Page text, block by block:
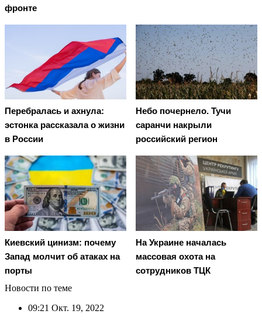
фронте
Перебралась и ахнула:
эстонка рассказала о жизни
в России
Небо почернело. Тучи
саранчи накрыли
российский регион
Киевский цинизм: почему
Запад молчит об атаках на
порты
На Украине началась
массовая охота на
сотрудников ТЦК
Новости по теме
09:21 Окт. 19, 2022